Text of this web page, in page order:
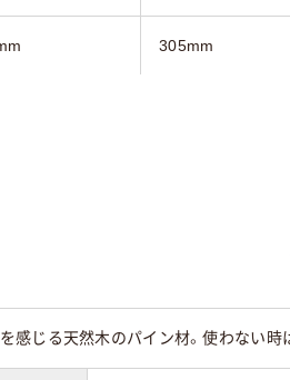
305mm
じる天然木のパイン材。使わない時